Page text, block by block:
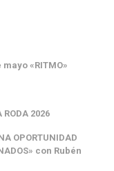
«RITMO»
RODA 2026
OPORTUNIDAD
con Rubén